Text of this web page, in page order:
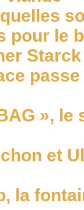
pour le
», le
et
la